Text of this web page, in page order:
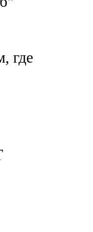
где